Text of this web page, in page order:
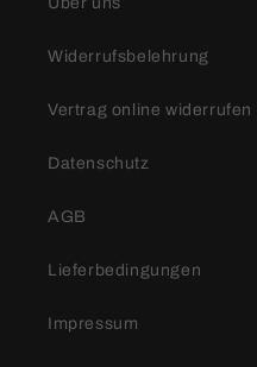
Widerrufsbelehrung
Vertrag online widerrufen
Datenschutz
AGB
Lieferbedingungen
Impressum